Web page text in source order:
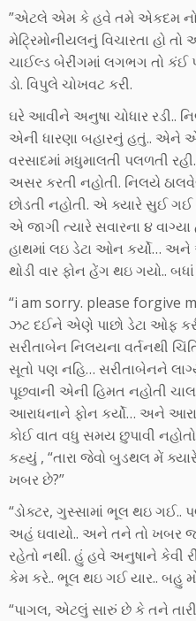
”એટલે એમ કે હવે તમે એકદમ
મેટ્રિમોનીયલનું વિચારતા હો
ચાઈલ્ડ બેરીંગમાં લગભગ તો
ડો. વિપુલે ચોખવટ કરી.
ઘરે આવીને અનુષા ચોધાર રડી..
એની ધારણા બહારનું હતું.. એને
વરસાદમાં મધુમાલતી પલળતી
અસર કરતી નહોતી. નિલયે
છોડતી નહોતી. એ ક્યારે સુઈ
એ જાગી ત્યારે સવારના ૪
હાથમાં લઇ ડેટા ઓન કર્યો…
થોડી વાર ફોન હેંગ થઇ ગયો..
“i am sorry. please forgive
ઝટ દઈને એણે પાછો ડેટા ઓફ
સરીતાબેન નિલયના વર્તનથી
સૂતો પણ નહિ… સરીતાબેનને
પૂછવાની એની હિમત નહોતી
આરાધનાને ફોન કર્યો… અને
કોઈ વાત વધુ સમય છુપાવી
કહ્યું , “તારા જેવો બુડથલ મેં
ખબર છે?”
“ડોક્ટર, ગુસ્સામાં ભૂલ થઇ ગઈ..
અહં ઘવાયો.. અને તને તો ખબર જ
રહેતો નથી. હું હવે અનુષાને કેવી
કેમ કરે.. ભૂલ થઇ ગઈ યાર.. બહુ
“પાગલ, એટલું સારું છે કે તને